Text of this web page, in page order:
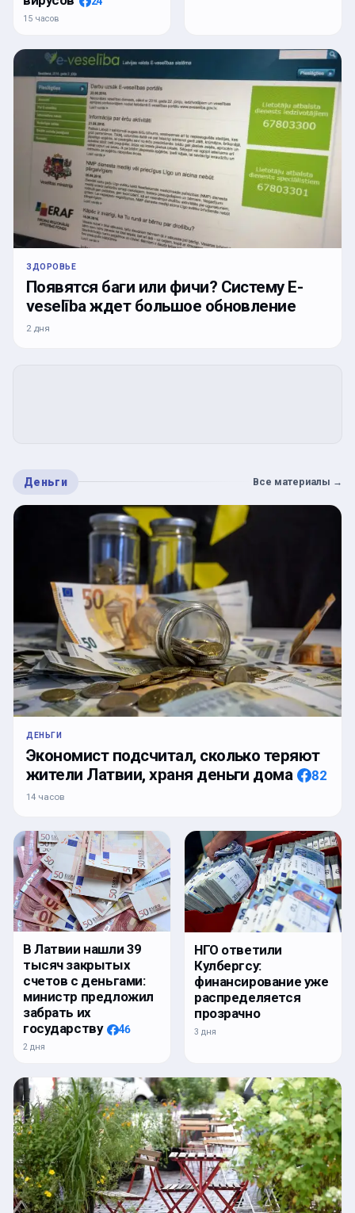
15 часов
ЗДОРОВЬЕ
Появятся баги или фичи? Систему E-
veselība ждет большое обновление
2 дня
Деньги Все материалы →
ДЕНЬГИ
Экономист подсчитал, сколько теряют
жители Латвии, храня деньги дома
82
14 часов
В Латвии нашли 39
тысяч закрытых
счетов с деньгами:
министр предложил
забрать их
государству
46
2 дня
НГО ответили
Кулбергсу:
финансирование уже
распределяется
прозрачно
3 дня